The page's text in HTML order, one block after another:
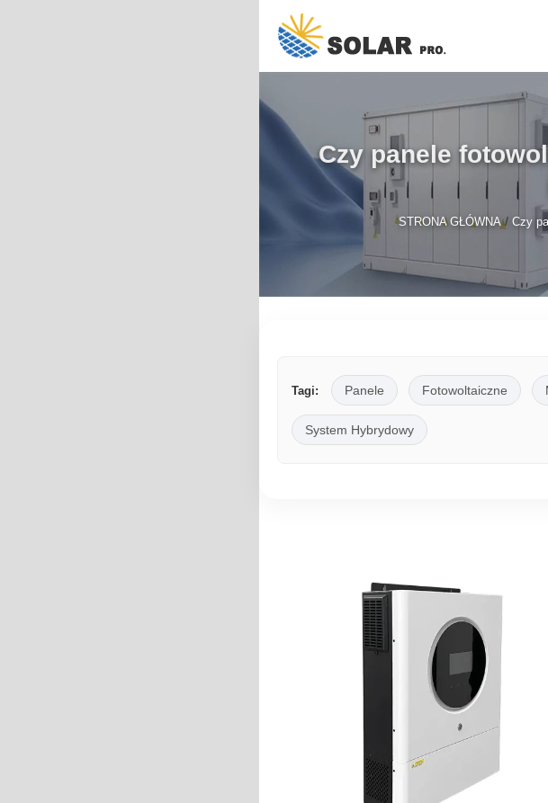
Czy panele
STRONA GŁÓWNA/ Czy
Tagi: Panele Fotowoltaiczne
System Hybrydowy